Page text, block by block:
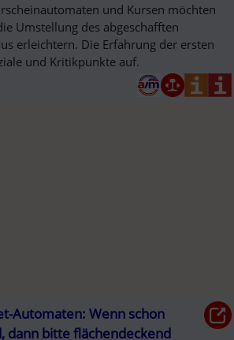
und Kursen möchten
Umstellung des abgeschafften
erleichtern. Die Erfahrung der ersten
und Kritikpunkte auf.
Automaten: Wenn schon
dann bitte flächendeckend